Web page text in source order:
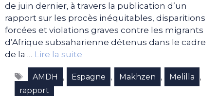
de juin dernier, à travers la publication d’un
rapport sur les procès inéquitables, disparitions
forcées et violations graves contre les migrants
d’Afrique subsaharienne détenus dans le cadre
de la … Lire la suite
Étiquettes
AMDH , Espagne , Makhzen , Melilla ,
rapport